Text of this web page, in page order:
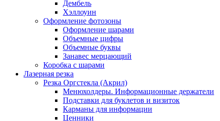
Дембель
Хэллоуин
Оформление фотозоны
Оформление шарами
Объемные цифры
Объемные буквы
Занавес мерцающий
Коробка с шарами
Лазерная резка
Резка Оргстекла (Акрил)
Менюхолдеры. Информационные держатели
Подставки для буклетов и визиток
Карманы для информации
Ценники